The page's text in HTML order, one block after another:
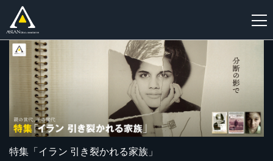
特集「イラン 引き裂かれる家族」